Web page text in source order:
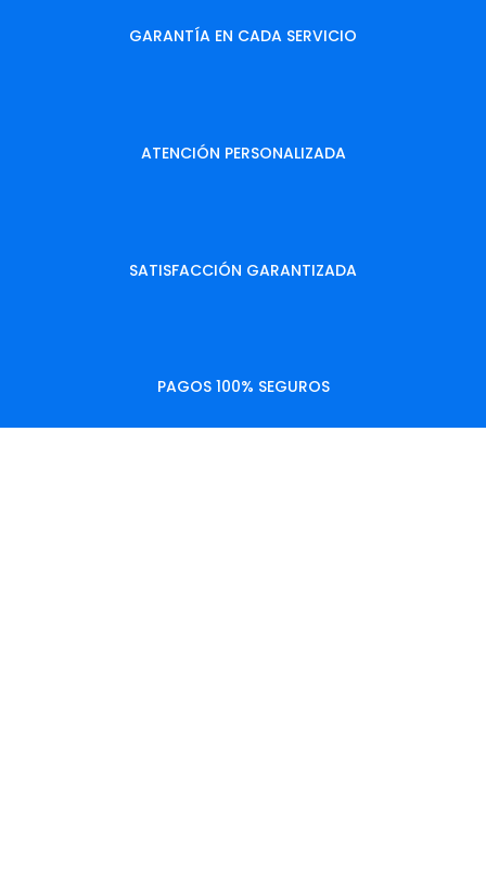
GARANTÍA EN CADA SERVICIO
ATENCIÓN PERSONALIZADA
SATISFACCIÓN GARANTIZADA
PAGOS 100% SEGUROS